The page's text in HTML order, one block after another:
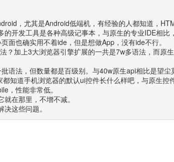
，尤其是Android低端机，有经验的人都知道，
的开发工具是各种高级记事本，与原生的专业IDE相
面也确实用不着ide，但是想做App，没有ide不行。
？加上3大浏览器引擎扩展的一共是7w多语法，而原
语法，但数量都是百级别。与40w原生api相比是望尘
知道手机浏览器的默认ui控件长什么样吧，与原生控
，性能非常低。
在那里，不增不减。
这些问题。